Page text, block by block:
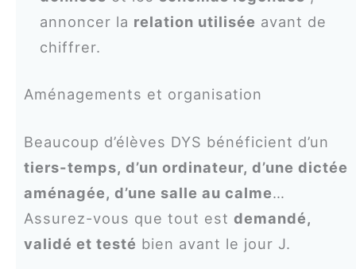
annoncer la relation utilisée avant de
chiffrer.
Aménagements et organisation
Beaucoup d’élèves DYS bénéficient d’un
tiers-temps, d’un ordinateur, d’une dictée
aménagée, d’une salle au calme…
Assurez-vous que tout est demandé,
validé et testé bien avant le jour J.